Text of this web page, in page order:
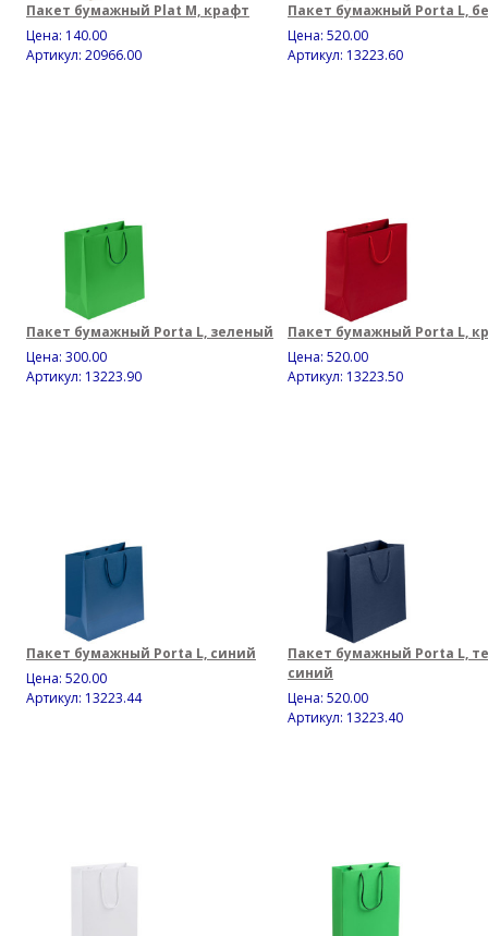
Пакет бумажный Plat M, крафт
Цена: 140.00
Артикул: 20966.00
Пакет бумажный Porta L,
Цена: 520.00
Артикул: 13223.60
Пакет бумажный Porta L, зеленый
Цена: 300.00
Артикул: 13223.90
Пакет бумажный Porta L,
Цена: 520.00
Артикул: 13223.50
Пакет бумажный Porta L, синий
Цена: 520.00
Артикул: 13223.44
Пакет бумажный Porta L,
синий
Цена: 520.00
Артикул: 13223.40